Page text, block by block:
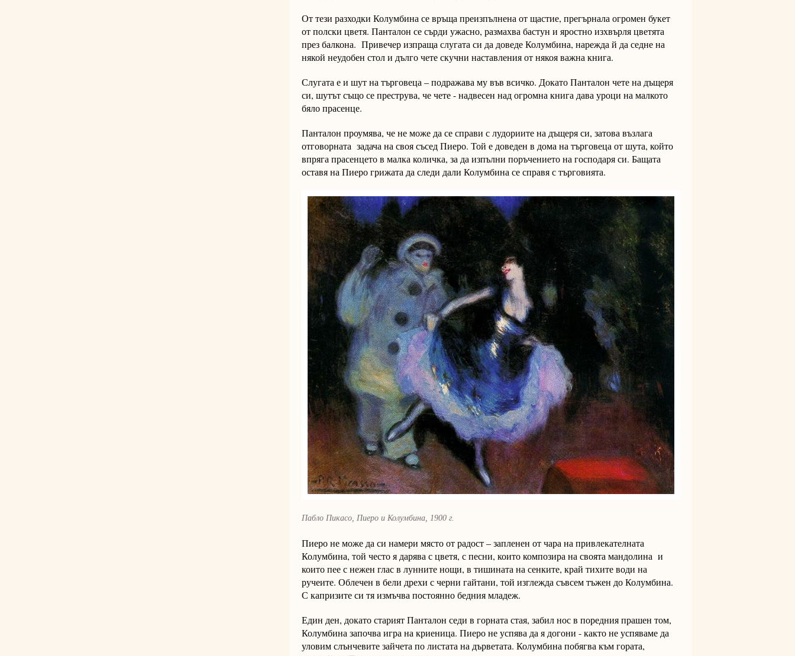
От тези разходки Колумбина се връща преизпълнена от щастие, прегърнала огромен букет
от полски цветя. Панталон се сърди ужасно, размахва бастун и яростно изхвърля цветята
през балкона. Привечер изпраща слугата си да доведе Колумбина, нарежда й да седне на
някой неудобен стол и дълго чете скучни наставления от някоя важна книга.
Слугата е и шут на търговеца – подражава му във всичко. Докато Панталон чете на дъщеря
си, шутът също се преструва, че чете - надвесен над огромна книга дава уроци на малкото
бяло прасенце.
Панталон проумява, че не може да се справи с лудориите на дъщеря си, затова възлага
отговорната задача на своя съсед Пиеро. Той е доведен в дома на търговеца от шута, който
впряга прасенцето в малка количка, за да изпълни поръчението на господаря си. Бащата
оставя на Пиеро грижата да следи дали Колумбина се справя с търговията.
Пабло Пикасо, Пиеро и Колумбина, 1900 г.
Пиеро не може да си намери място от радост – запленен от чара на привлекателната
Колумбина, той често я дарява с цветя, с песни, които композира на своята мандолина и
които пее с нежен глас в лунните нощи, в тишината на сенките, край тихите води на
ручеите. Облечен в бели дрехи с черни гайтани, той изглежда съвсем тъжен до Колумбина.
С капризите си тя измъчва постоянно бедния младеж.
Един ден, докато старият Панталон седи в горната стая, забил нос в поредния прашен том,
Колумбина започва игра на криеница. Пиеро не успява да я догони - както не успяваме да
уловим слънчевите зайчета по листата на дърветата. Колумбина побягва към гората,